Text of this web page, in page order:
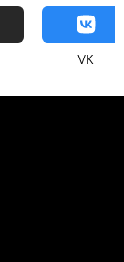
VK